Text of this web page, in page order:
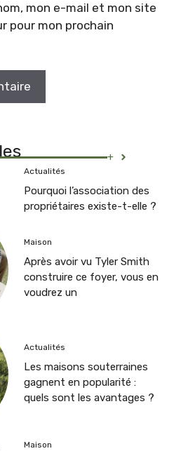
mon e-mail et mon site
pour mon prochain
+
Actualités
Pourquoi l’association des
propriétaires existe-t-elle ?
Maison
Après avoir vu Tyler Smith
construire ce foyer, vous en
voudrez un
Actualités
Les maisons souterraines
gagnent en popularité :
quels sont les avantages ?
Maison